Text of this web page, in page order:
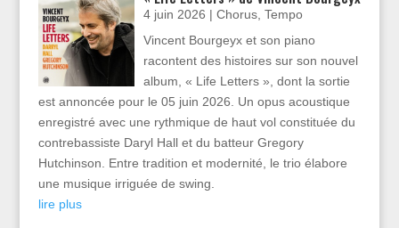
4 juin 2026 |Chorus ,Tempo
Vincent Bourgeyx et son piano
racontent des histoires sur son nouvel
album, « Life Letters », dont la sortie
est annoncée pour le 05 juin 2026. Un opus acoustique
enregistré avec une rythmique de haut vol constituée du
contrebassiste Daryl Hall et du batteur Gregory
Hutchinson. Entre tradition et modernité, le trio élabore
une musique irriguée de swing.
lire plus